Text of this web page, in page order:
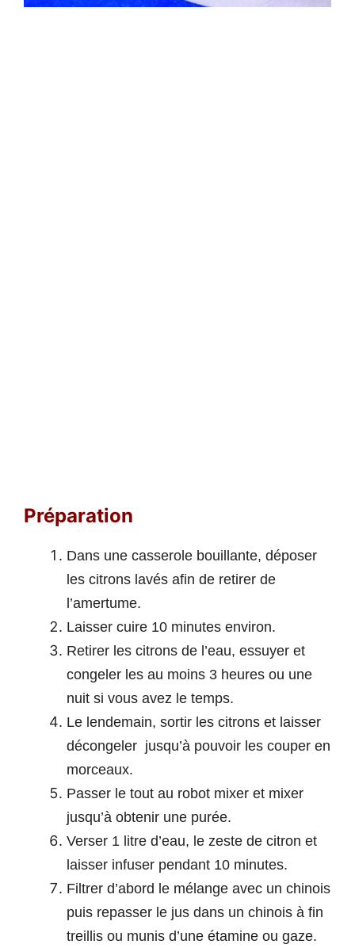
Préparation
Dans une casserole bouillante, déposer
les citrons lavés afin de retirer de
l’amertume.
Laisser cuire 10 minutes environ.
Retirer les citrons de l’eau, essuyer et
congeler les au moins 3 heures ou une
nuit si vous avez le temps.
Le lendemain, sortir les citrons et laisser
décongeler jusqu’à pouvoir les couper en
morceaux.
Passer le tout au robot mixer et mixer
jusqu’à obtenir une purée.
Verser 1 litre d’eau, le zeste de citron et
laisser infuser pendant 10 minutes.
Filtrer d’abord le mélange avec un chinois
puis repasser le jus dans un chinois à fin
treillis ou munis d’une étamine ou gaze.